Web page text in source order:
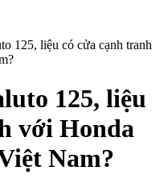
125, liệu có cửa cạnh tranh
125, liệu
với Honda
Nam?